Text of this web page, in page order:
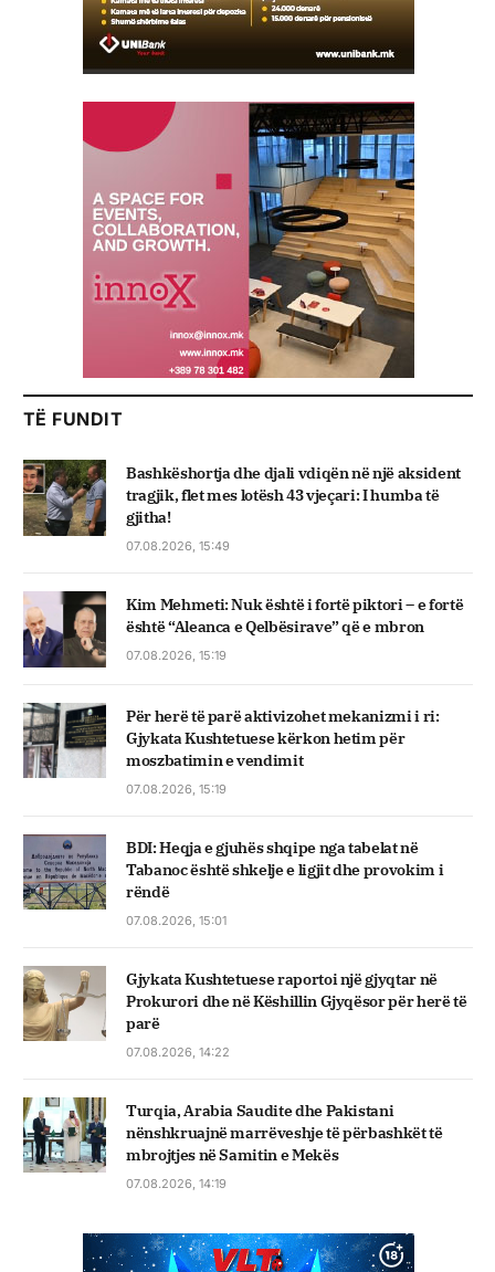
TË FUNDIT
Bashkëshortja dhe djali vdiqën në një aksident
tragjik, flet mes lotësh 43 vjeçari: I humba të
gjitha!
07.08.2026, 15:49
Kim Mehmeti: Nuk është i fortë piktori – e fortë
është “Aleanca e Qelbësirave” që e mbron
07.08.2026, 15:19
Për herë të parë aktivizohet mekanizmi i ri:
Gjykata Kushtetuese kërkon hetim për
moszbatimin e vendimit
07.08.2026, 15:19
BDI: Heqja e gjuhës shqipe nga tabelat në
Tabanoc është shkelje e ligjit dhe provokim i
rëndë
07.08.2026, 15:01
Gjykata Kushtetuese raportoi një gjyqtar në
Prokurori dhe në Këshillin Gjyqësor për herë të
parë
07.08.2026, 14:22
Turqia, Arabia Saudite dhe Pakistani
nënshkruajnë marrëveshje të përbashkët të
mbrojtjes në Samitin e Mekës
07.08.2026, 14:19